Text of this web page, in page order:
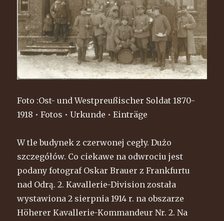
Foto :Ost- und Westpreußischer Soldat 1870-
1918 • Fotos • Urkunde • Einträge
W tle budynek z czerwonej cegły. Dużo
szczegółów. Co ciekawe na odwrociu jest
podany fotograf Oskar Brauer z Frankfurtu
nad Odrą. 2. Kavallerie-Division została
wystawiona 2 sierpnia 1914 r. na obszarze
Höherer Kavallerie-Kommandeur Nr. 2. Na